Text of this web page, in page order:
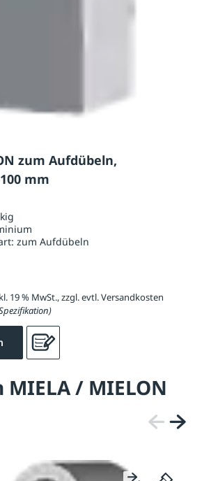
zum Aufdübeln,
mm
zum Aufdübeln
19 % MwSt., zzgl. evtl. Versandkosten
/ MIELON